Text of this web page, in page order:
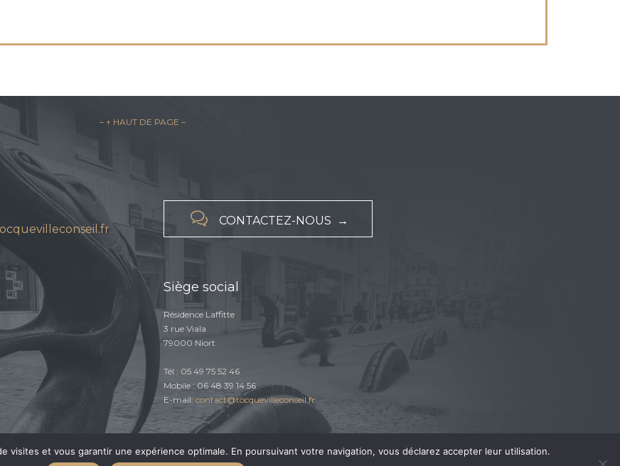
– ↑ HAUT DE PAGE –
 CONTACTEZ-NOUS →
Siège social
Résidence Laffitte
3 rue Viala
79000 Niort
Tél : 05 49 75 52 46
Mobile : 06 48 39 14 56
E-mail: contact@tocquevilleconseil.fr
visites et vous garantir une expérience optimale. En poursuivant votre navigation, vous déclarez accepter leur utilisation.